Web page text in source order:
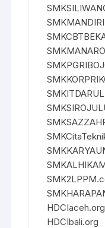
HDCIaceh.org
HDCIbali.org